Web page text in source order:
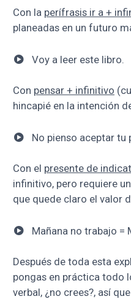
Con la perífrasis ir a +
planeadas en un futuro
Voy a leer este libro.
Con pensar + infinitivo
hincapié en la intención
No pienso aceptar tu
Con el presente de
infinitivo, pero requiere
que quede claro el valor
Mañana no trabajo =
Después de toda esta
pongas en práctica todo
verbal, ¿no crees?, así